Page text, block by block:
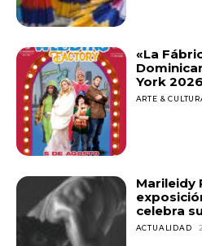
«La
York 2026
ARTE &
Marileidy
celebra
ACTUALIDAD